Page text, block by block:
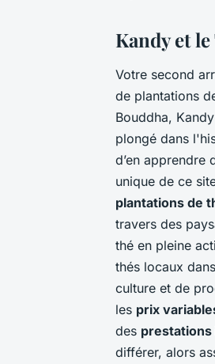
Kandy et
Votre second
de plantations
Bouddha,
plongé dans
d’en apprendre
unique de ce
plantations de
travers des
thé en pleine
thés locaux
culture et de
les prix
des prestations
différer, alors